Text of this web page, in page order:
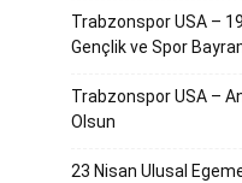
Trabzonspor USA –
Gençlik ve Spor
Trabzonspor USA –
Olsun
23 Nisan Ulusal